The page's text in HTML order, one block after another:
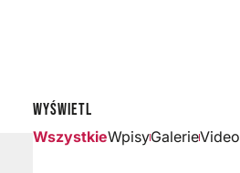
Wyświetl
WszystkieWpisyGalerieVideo